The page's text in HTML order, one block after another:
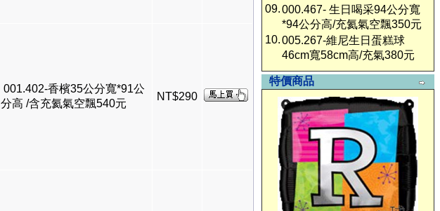
001.402-香檳35公分寬*91公
分高 /含充氦氣空飄540元
NT$290
09.000.467- 生日喝采94公分寬
*94公分高/充氦氣空飄350元
10.005.267-維尼生日蛋糕球
46cm寬58cm高/充氣380元
特價商品